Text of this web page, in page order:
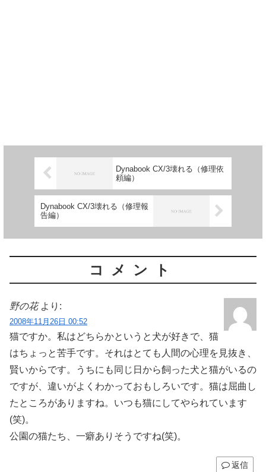
Dynabook CX/3壊れる（修理依
頼編）
Dynabook CX/3壊れる（修理報
告編）
コメント
野の花 より:
2008年11月26日 00:52
猫ですか。私はどちらかというと犬が好きで、猫
はちょっと苦手です。それはとても人間の心理を見抜き、
賢いからです。うちにも同じ日から飼った犬と猫がいるの
ですが、違いがよくわかっておもしろいです。猫は屈曲し
たところがありますね。いつも猫にしてやられています
(笑)。
公園の猫たち、一癖ありそうですね(笑)。
返信